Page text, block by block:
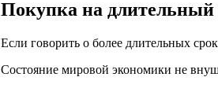
Покупка на длительный
Если говорить о более длительных
Состояние мировой экономики не